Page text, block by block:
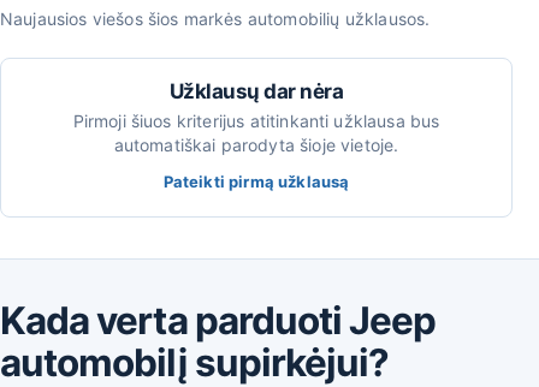
Naujausios viešos šios markės automobilių užklausos.
Užklausų dar nėra
Pirmoji šiuos kriterijus atitinkanti užklausa bus
automatiškai parodyta šioje vietoje.
Pateikti pirmą užklausą
Kada verta parduoti Jeep
automobilį supirkėjui?